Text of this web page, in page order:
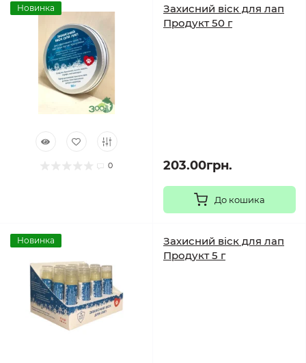
Новинка
0
Захисний віск для лап
Продукт 50 г
203.00грн.
До кошика
Новинка
Захисний віск для лап
Продукт 5 г